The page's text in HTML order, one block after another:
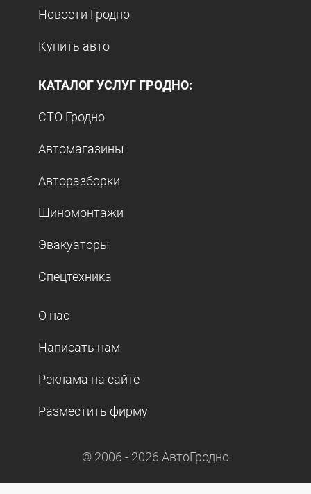
Новости Гродно
Купить авто
КАТАЛОГ УСЛУГ ГРОДНО:
СТО Гродно
Автомагазины
Авторазборки
Шиномонтажи
Эвакуаторы
Спецтехника
О нас
Написать нам
Реклама на сайте
Разместить фирму
© 2006 - 2026 АвтоГродно